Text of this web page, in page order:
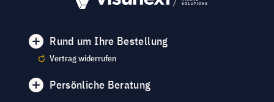
Rund um Ihre Bestellung
Vertrag widerrufen
Persönliche Beratung